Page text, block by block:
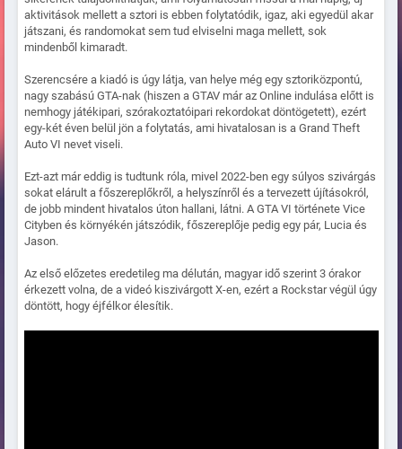
aktivitások mellett a sztori is ebben folytatódik, igaz, aki egyedül akar
játszani, és randomokat sem tud elviselni maga mellett, sok
mindenből kimaradt.
Szerencsére a kiadó is úgy látja, van helye még egy sztoriközpontú,
nagy szabású GTA-nak (hiszen a GTAV már az Online indulása előtt is
nemhogy játékipari, szórakoztatóipari rekordokat döntögetett), ezért
egy-két éven belül jön a folytatás, ami hivatalosan is a Grand Theft
Auto VI nevet viseli.
Ezt-azt már eddig is tudtunk róla, mivel 2022-ben egy súlyos szivárgás
sokat elárult a főszereplőkről, a helyszínről és a tervezett újításokról,
de jobb mindent hivatalos úton hallani, látni. A GTA VI története Vice
Cityben és környékén játszódik, főszereplője pedig egy pár, Lucia és
Jason.
Az első előzetes eredetileg ma délután, magyar idő szerint 3 órakor
érkezett volna, de a videó kiszivárgott X-en, ezért a Rockstar végül úgy
döntött, hogy éjfélkor élesítik.